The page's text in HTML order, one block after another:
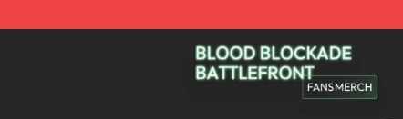
Blood Blockade Battlefront Shop - Official Blood